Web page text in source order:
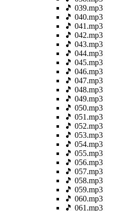
🎵 039.mp3
🎵 040.mp3
🎵 041.mp3
🎵 042.mp3
🎵 043.mp3
🎵 044.mp3
🎵 045.mp3
🎵 046.mp3
🎵 047.mp3
🎵 048.mp3
🎵 049.mp3
🎵 050.mp3
🎵 051.mp3
🎵 052.mp3
🎵 053.mp3
🎵 054.mp3
🎵 055.mp3
🎵 056.mp3
🎵 057.mp3
🎵 058.mp3
🎵 059.mp3
🎵 060.mp3
🎵 061.mp3